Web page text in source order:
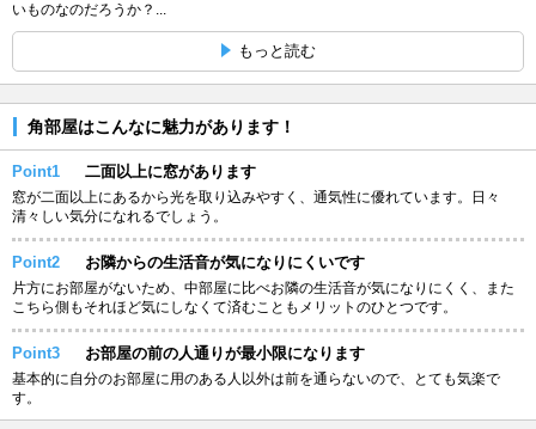
いものなのだろうか？...
もっと読む
角部屋はこんなに魅力があります！
Point1 二面以上に窓があります
窓が二面以上にあるから光を取り込みやすく、通気性に優れています。日々
清々しい気分になれるでしょう。
Point2 お隣からの生活音が気になりにくいです
片方にお部屋がないため、中部屋に比べお隣の生活音が気になりにくく、また
こちら側もそれほど気にしなくて済むこともメリットのひとつです。
Point3 お部屋の前の人通りが最小限になります
基本的に自分のお部屋に用のある人以外は前を通らないので、とても気楽で
す。